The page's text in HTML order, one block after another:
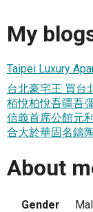
My
Taipei Luxury
台北豪宅王 買台
栢悅柏悅吾疆吾
信義首席公館元
合大於華固名鑄
About
Gender